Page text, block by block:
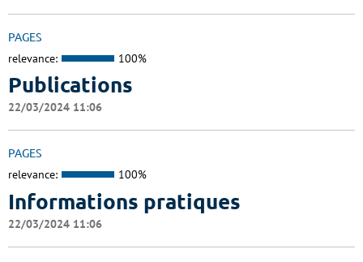
PAGES
relevance: 100%
Publications
22/03/2024 11:06
PAGES
relevance: 100%
Informations pratiques
22/03/2024 11:06